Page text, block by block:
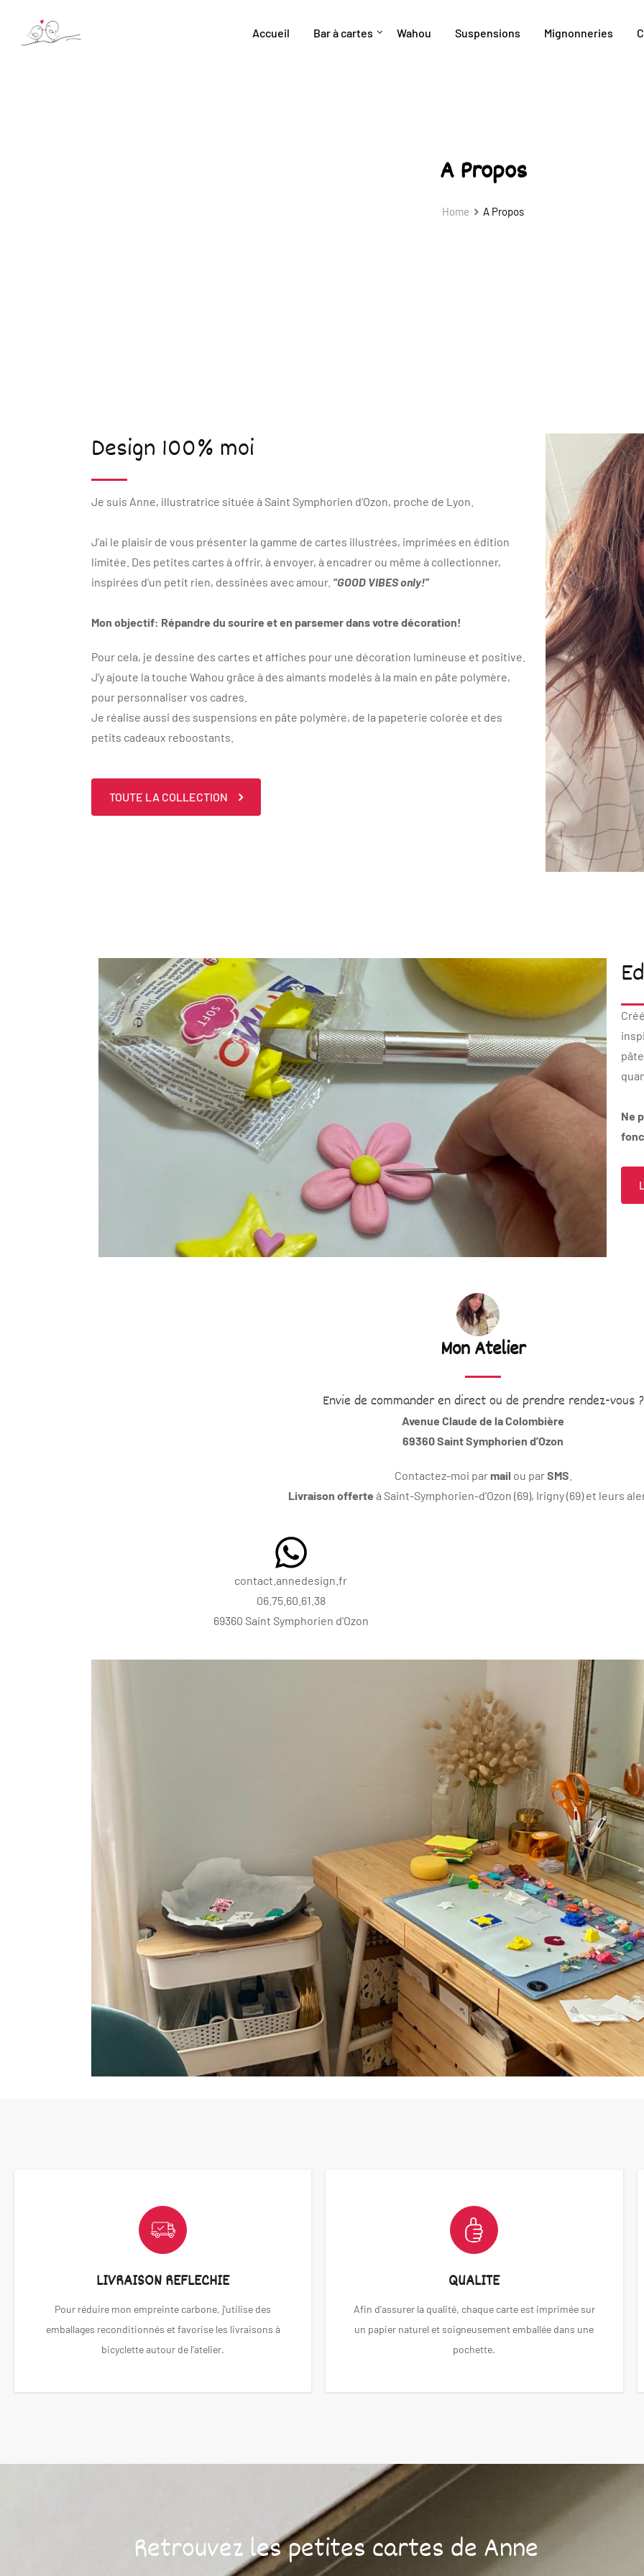
Accueil Bar à cartes Wahou Suspensions Mignonneries
A Propos
Home A Propos
Design 100% moi
Je suis Anne, illustratrice située à Saint Symphorien d’Ozon, proche de Lyon.
J’ai le plaisir de vous présenter la gamme de cartes illustrées, imprimées en édition
limitée. Des petites cartes à offrir, à envoyer, à encadrer ou même à collectionner,
inspirées d’un petit rien, dessinées avec amour. “GOOD VIBES only!”
Mon objectif: Répandre du sourire et en parsemer dans votre décoration!
Pour cela, je dessine des cartes et affiches pour une décoration lumineuse et positive.
J’y ajoute la touche Wahou grâce à des aimants modelés à la main en pâte polymère,
pour personnaliser vos cadres.
Je réalise aussi des suspensions en pâte polymère, de la papeterie colorée et des
petits cadeaux reboostants.
TOUTE LA COLLECTION
Ne
Mon Atelier
Envie de commander en direct ou de prendre rendez-vous ?
Avenue Claude de la Colombière
69360 Saint Symphorien d’Ozon
Contactez-moi parmail ou parSMS
Livraison offerte à Saint-Symphorien-d’Ozon (69), Irigny (69) et leurs
contact.annedesign.fr
06.75.60.61.38
69360 Saint Symphorien d'Ozon
LIVRAISON REFLECHIE
Pour réduire mon empreinte carbone, j’utilise des
emballages reconditionnés et favorise les livraisons à
bicyclette autour de l’atelier.
QUALITE
Afin d'assurer la qualité, chaque carte est imprimée sur
un papier naturel et soigneusement emballée dans une
pochette.
Retrouvez les petites cartes de Anne